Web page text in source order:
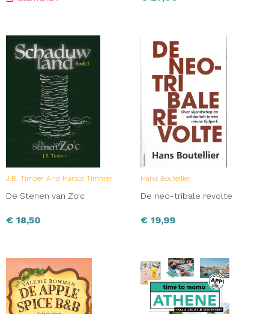
J.B. Timber And Harald Timmer
De Stenen van Zo’c
€ 18,50
Hans Boutellier
De neo-tribale revolte
€ 19,99